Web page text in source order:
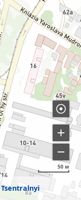
Tsentralnyi
50 м